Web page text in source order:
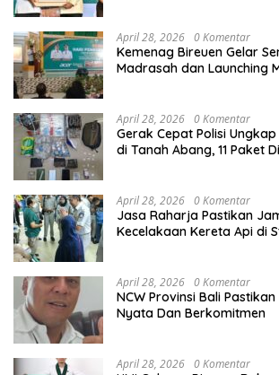
April 28, 2026 0 Komentar
Kemenag Bireuen Gelar
Madrasah dan Launching
April 28, 2026 0 Komentar
Gerak Cepat Polisi
di Tanah Abang, 11 Paket
April 28, 2026 0 Komentar
Jasa Raharja Pastikan
Kecelakaan Kereta Api di
April 28, 2026 0 Komentar
NCW Provinsi Bali
Nyata Dan Berkomitmen
April 28, 2026 0 Komentar